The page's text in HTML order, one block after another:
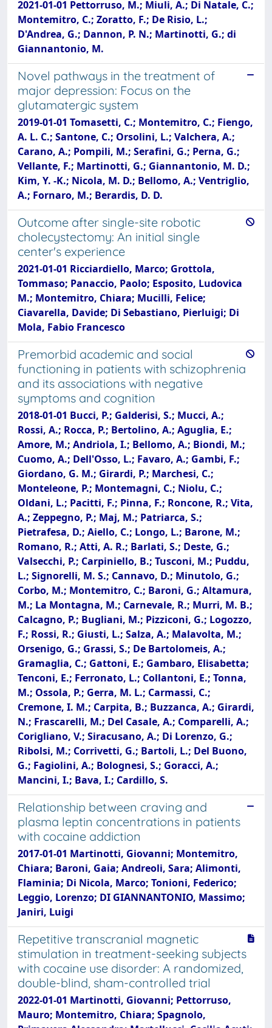
2021-01-01 Pettorruso, M.; Miuli, A.; Di Natale, C.;
Montemitro, C.; Zoratto, F.; De Risio, L.;
D'Andrea, G.; Dannon, P. N.; Martinotti, G.; di
Giannantonio, M.
Novel pathways in the treatment of
major depression: Focus on the
glutamatergic system
2019-01-01 Tomasetti, C.; Montemitro, C.; Fiengo,
A. L. C.; Santone, C.; Orsolini, L.; Valchera, A.;
Carano, A.; Pompili, M.; Serafini, G.; Perna, G.;
Vellante, F.; Martinotti, G.; Giannantonio, M. D.;
Kim, Y. -K.; Nicola, M. D.; Bellomo, A.; Ventriglio,
A.; Fornaro, M.; Berardis, D. D.
Outcome after single-site robotic
cholecystectomy: An initial single
center's experience
2021-01-01 Ricciardiello, Marco; Grottola,
Tommaso; Panaccio, Paolo; Esposito, Ludovica
M.; Montemitro, Chiara; Mucilli, Felice;
Ciavarella, Davide; Di Sebastiano, Pierluigi; Di
Mola, Fabio Francesco
Premorbid academic and social
functioning in patients with schizophrenia
and its associations with negative
symptoms and cognition
2018-01-01 Bucci, P.; Galderisi, S.; Mucci, A.;
Rossi, A.; Rocca, P.; Bertolino, A.; Aguglia, E.;
Amore, M.; Andriola, I.; Bellomo, A.; Biondi, M.;
Cuomo, A.; Dell'Osso, L.; Favaro, A.; Gambi, F.;
Giordano, G. M.; Girardi, P.; Marchesi, C.;
Monteleone, P.; Montemagni, C.; Niolu, C.;
Oldani, L.; Pacitti, F.; Pinna, F.; Roncone, R.; Vita,
A.; Zeppegno, P.; Maj, M.; Patriarca, S.;
Pietrafesa, D.; Aiello, C.; Longo, L.; Barone, M.;
Romano, R.; Atti, A. R.; Barlati, S.; Deste, G.;
Valsecchi, P.; Carpiniello, B.; Tusconi, M.; Puddu,
L.; Signorelli, M. S.; Cannavo, D.; Minutolo, G.;
Corbo, M.; Montemitro, C.; Baroni, G.; Altamura,
M.; La Montagna, M.; Carnevale, R.; Murri, M. B.;
Calcagno, P.; Bugliani, M.; Pizziconi, G.; Logozzo,
F.; Rossi, R.; Giusti, L.; Salza, A.; Malavolta, M.;
Orsenigo, G.; Grassi, S.; De Bartolomeis, A.;
Gramaglia, C.; Gattoni, E.; Gambaro, Elisabetta;
Tenconi, E.; Ferronato, L.; Collantoni, E.; Tonna,
M.; Ossola, P.; Gerra, M. L.; Carmassi, C.;
Cremone, I. M.; Carpita, B.; Buzzanca, A.; Girardi,
N.; Frascarelli, M.; Del Casale, A.; Comparelli, A.;
Corigliano, V.; Siracusano, A.; Di Lorenzo, G.;
Ribolsi, M.; Corrivetti, G.; Bartoli, L.; Del Buono,
G.; Fagiolini, A.; Bolognesi, S.; Goracci, A.;
Mancini, I.; Bava, I.; Cardillo, S.
Relationship between craving and
plasma leptin concentrations in patients
with cocaine addiction
2017-01-01 Martinotti, Giovanni; Montemitro,
Chiara; Baroni, Gaia; Andreoli, Sara; Alimonti,
Flaminia; Di Nicola, Marco; Tonioni, Federico;
Leggio, Lorenzo; DI GIANNANTONIO, Massimo;
Janiri, Luigi
Repetitive transcranial magnetic
stimulation in treatment-seeking subjects
with cocaine use disorder: A randomized,
double-blind, sham-controlled trial
2022-01-01 Martinotti, Giovanni; Pettorruso,
Mauro; Montemitro, Chiara; Spagnolo,